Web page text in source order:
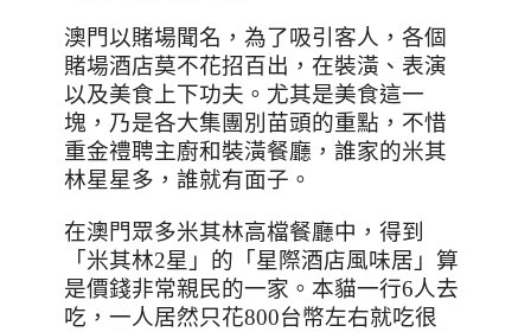
澳門以賭場聞名，為了吸引客人，各個
賭場酒店莫不花招百出，在裝潢、表演
以及美食上下功夫。尤其是美食這一
塊，乃是各大集團別苗頭的重點，不惜
重金禮聘主廚和裝潢餐廳，誰家的米其
林星星多，誰就有面子。
在澳門眾多米其林高檔餐廳中，得到
「米其林2星」的「星際酒店風味居」算
是價錢非常親民的一家。本貓一行6人去
吃，一人居然只花800台幣左右就吃很